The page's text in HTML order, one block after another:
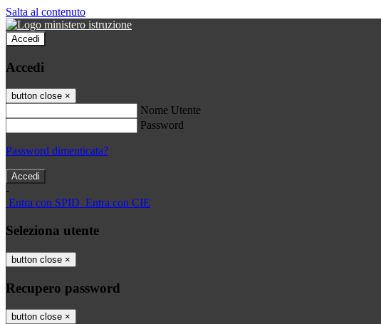
Salta al contenuto
Accedi
Accedi
button close ×
Nome Utente
Password
Password dimenticata?
-
Entra con SPID Entra con CIE
Seleziona utente
button close ×
Recupero password
button close ×